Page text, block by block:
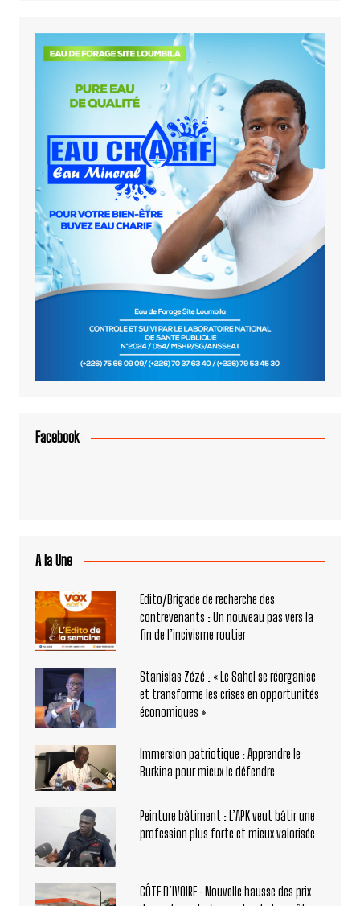
Facebook
A la Une
Edito/Brigade de recherche des
contrevenants : Un nouveau pas vers la
fin de l’incivisme routier
Stanislas Zézé : « Le Sahel se réorganise
et transforme les crises en opportunités
économiques »
Immersion patriotique : Apprendre le
Burkina pour mieux le défendre
Peinture bâtiment : L’APK veut bâtir une
profession plus forte et mieux valorisée
CÔTE D’IVOIRE : Nouvelle hausse des prix